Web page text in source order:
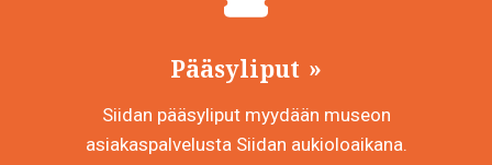
Pääsyliput
Siidan pääsyliput myydään museon
asiakaspalvelusta Siidan aukioloaikana.